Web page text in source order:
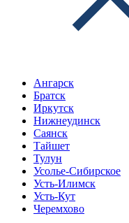
Ангарск
Братск
Иркутск
Нижнеудинск
Саянск
Тайшет
Тулун
Усолье-Сибирское
Усть-Илимск
Усть-Кут
Черемхово